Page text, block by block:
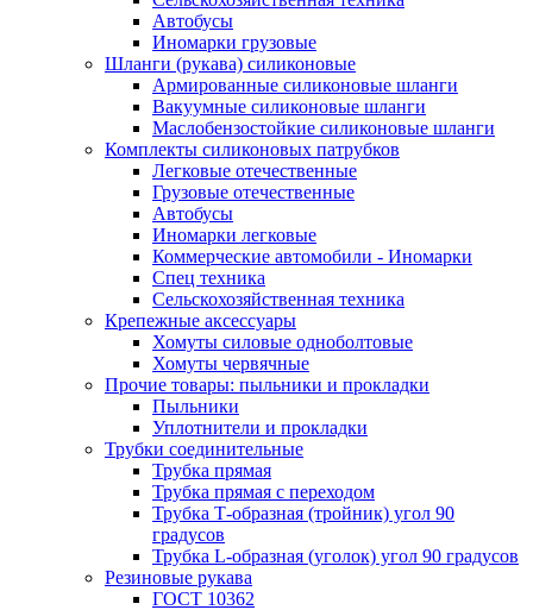
Автобусы
Иномарки грузовые
Шланги (рукава) силиконовые
Армированные силиконовые шланги
Вакуумные силиконовые шланги
Маслобензостойкие силиконовые шланги
Комплекты силиконовых патрубков
Легковые отечественные
Грузовые отечественные
Автобусы
Иномарки легковые
Коммерческие автомобили - Иномарки
Спец техника
Сельскохозяйственная техника
Крепежные аксессуары
Хомуты силовые одноболтовые
Хомуты червячные
Прочие товары: пыльники и прокладки
Пыльники
Уплотнители и прокладки
Трубки соединительные
Трубка прямая
Трубка прямая с переходом
Трубка Т-образная (тройник) угол 90
градусов
Трубка L-образная (уголок) угол 90 градусов
Резиновые рукава
ГОСТ 10362